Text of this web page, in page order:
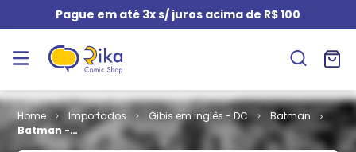
Pague em até 3x s/ juros acima de R$ 100
Importados Gibis em inglês - DC
Batman
Batman -
Volume 1 #